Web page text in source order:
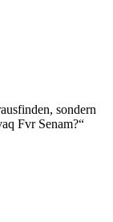
sondern
Fvr Senam?“